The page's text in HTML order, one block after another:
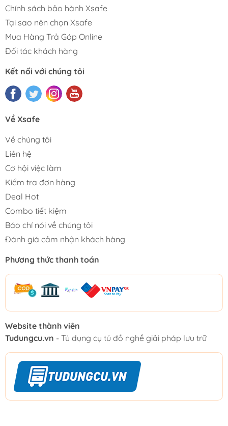
Chính sách bảo hành Xsafe
Tại sao nên chọn Xsafe
Mua Hàng Trả Góp Online
Đối tác khách hàng
Kết nối với chúng tôi
Về Xsafe
Về chúng tôi
Liên hệ
Cơ hội việc làm
Kiểm tra đơn hàng
Deal Hot
Combo tiết kiệm
Báo chí nói về chúng tôi
Đánh giá cảm nhận khách hàng
Phương thức thanh toán
Website thành viên
Tudungcu.vn - Tủ dụng cụ tủ đồ nghề giải pháp lưu trữ